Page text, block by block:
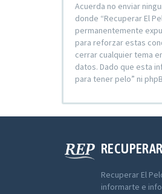
Acuerda no enviar
donde “Recuperar El
permanentemente
para reforzar estas
cerrar cualquier tema
datos. Dado que esta
para tener pelo” ni
Recuperar El
informarte e